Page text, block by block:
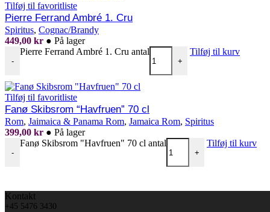
Tilføj til favoritliste
Pierre Ferrand Ambré 1. Cru
Spiritus, Cognac/Brandy
449,00 kr ● På lager
-
Pierre Ferrand Ambré 1. Cru antal
+
Tilføj til kurv
Tilføj til favoritliste
Fanø Skibsrom “Havfruen” 70 cl
Rom, Jaimaica & Panama Rom, Jamaica Rom, Spiritus
399,00 kr ● På lager
-
Fanø Skibsrom "Havfruen" 70 cl antal
+
Tilføj til kurv
Kontakt
+45 5476 3430